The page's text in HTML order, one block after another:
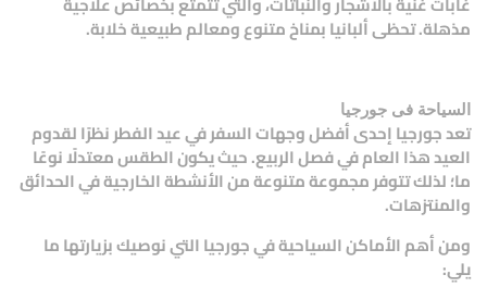
مذهلة. تحظى ألبانيا بمناخ متنوع ومعالم طبيعية خلابة.
السياحة فى جورجيا
تعد جورجيا إحدى أفضل وجهات السفر في عيد الفطر نظرًا لقدوم
العيد هذا العام في فصل الربيع. حيث يكون الطقس معتدلًا نوعًا
ما؛ لذلك تتوفر مجموعة متنوعة من الأنشطة الخارجية في الحدائق
والمنتزهات.
ومن أهم الأماكن السياحية في جورجيا التي نوصيك بزيارتها ما
يلي: